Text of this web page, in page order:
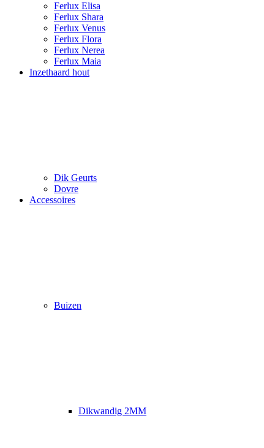
Ferlux Elisa
Ferlux Shara
Ferlux Venus
Ferlux Flora
Ferlux Nerea
Ferlux Maia
Inzethaard hout
Dik Geurts
Dovre
Accessoires
Buizen
Dikwandig 2MM